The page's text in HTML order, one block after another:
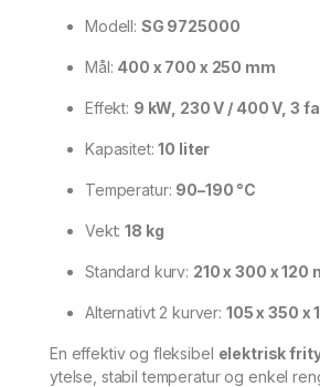
Modell: SG 9725000
Mål: 400 x 700 x 250 mm
Effekt: 9 kW, 230 V / 400 V, 3
Kapasitet:10 liter
Temperatur: 90–190 °C
Vekt:18 kg
Standard kurv: 210 x 300 x 120
Alternativt 2 kurver: 105 x 350 x
En effektiv og fleksibel elektrisk
ytelse, stabil temperatur og enkel